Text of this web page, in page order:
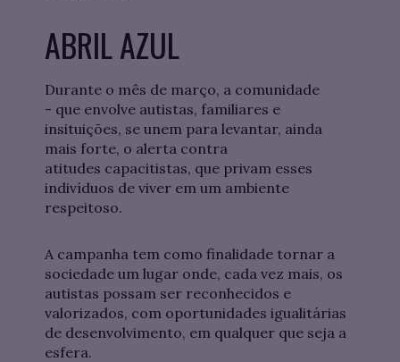
ABRIL AZUL
Durante o mês de março, a comunidade
- que envolve autistas, familiares e
insituições, se unem para levantar, ainda
mais forte, o alerta contra
atitudes capacitistas, que privam esses
indivíduos de viver em um ambiente
respeitoso.
A campanha tem como finalidade tornar a
sociedade um lugar onde, cada vez mais, os
autistas possam ser reconhecidos e
valorizados, com oportunidades igualitárias
de desenvolvimento, em qualquer que seja a
esfera.